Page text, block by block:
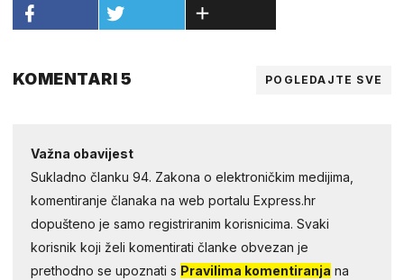
KOMENTARI 5 POGLEDAJTE SVE
Važna obavijest
Sukladno članku 94. Zakona o elektroničkim medijima,
komentiranje članaka na web portalu Express.hr
dopušteno je samo registriranim korisnicima. Svaki
korisnik koji želi komentirati članke obvezan je
prethodno se upoznati s Pravilima komentiranja na